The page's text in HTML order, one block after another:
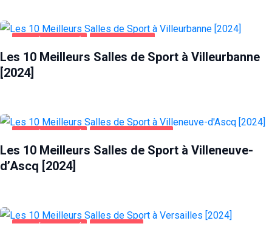
SANTÉ ET BEAUTÉ VILLEURBANNE
Les 10 Meilleurs Salles de Sport à Villeurbanne
[2024]
SANTÉ ET BEAUTÉ VILLENEUVE-D'ASCQ
Les 10 Meilleurs Salles de Sport à Villeneuve-
d’Ascq [2024]
SANTÉ ET BEAUTÉ VERSAILLES